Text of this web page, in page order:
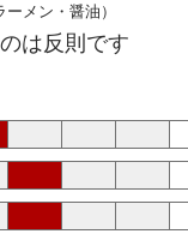
メン・醤油）
は反則です